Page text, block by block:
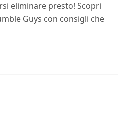
eliminare presto! Scopri
Guys con consigli che